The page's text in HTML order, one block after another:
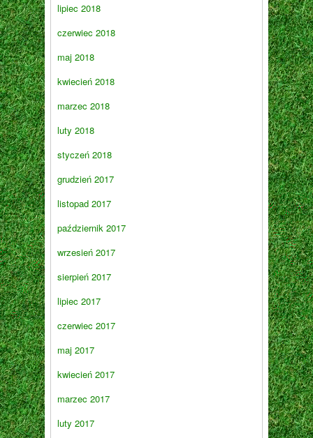
lipiec 2018
czerwiec 2018
maj 2018
kwiecień 2018
marzec 2018
luty 2018
styczeń 2018
grudzień 2017
listopad 2017
październik 2017
wrzesień 2017
sierpień 2017
lipiec 2017
czerwiec 2017
maj 2017
kwiecień 2017
marzec 2017
luty 2017